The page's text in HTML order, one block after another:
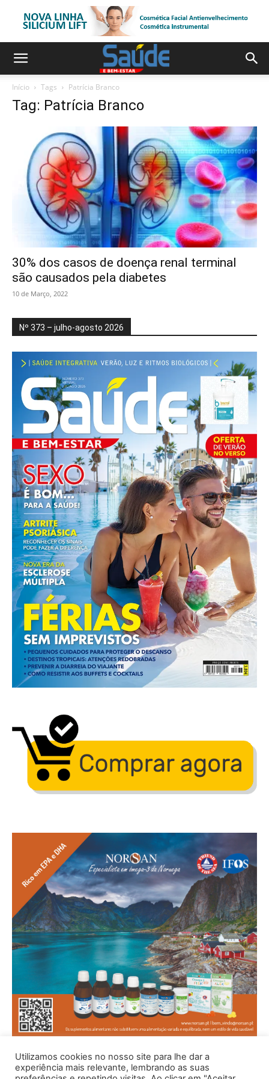
Início Tags Patrícia Branco
Tag: Patrícia Branco
30% dos casos de doença renal terminal
são causados pela diabetes
10 de Março, 2022
Nº 373 – julho-agosto 2026
Utilizamos cookies no nosso site para lhe dar a
experiência mais relevante, lembrando as suas